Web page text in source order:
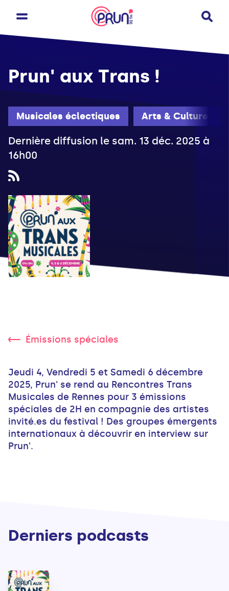
Musicales éclectiques Arts & Culture
Prun' aux Trans !
Dernière diffusion le sam. 13 déc. 2025 à
16h00
Émissions spéciales
Jeudi 4, Vendredi 5 et Samedi 6 décembre
2025, Prun' se rend au Rencontres Trans
Musicales de Rennes pour 3 émissions
spéciales de 2H en compagnie des artistes
invité.es du festival ! Des groupes émergents
internationaux à découvrir en interview sur
Prun'.
Derniers podcasts